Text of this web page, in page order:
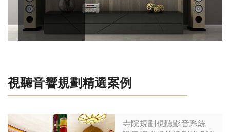
視聽音響規劃精選案例
寺院規劃視聽影音系統